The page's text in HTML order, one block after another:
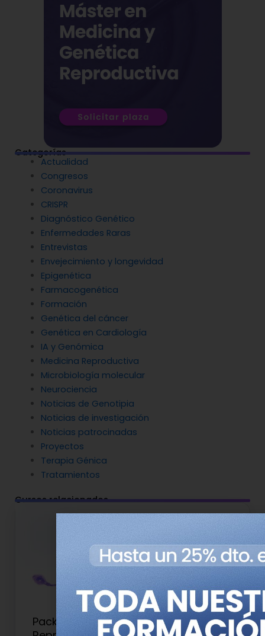
Categorías
Actualidad
Congresos
Coronavirus
CRISPR
Diagnóstico Genético
Enfermedades Raras
Entrevistas
Envejecimiento y longevidad
Epigenética
Farmacogenética
Formación
Genética del cáncer
Genética en Cardiología
IA y Genómica
Medicina Reproductiva
Microbiología molecular
Neurociencia
Noticias de Genotipia
Noticias de investigación
Noticias patrocinadas
Proyectos
Terapia Génica
Tratamientos
Cursos relacionados
Pack de Cursos de Medicina